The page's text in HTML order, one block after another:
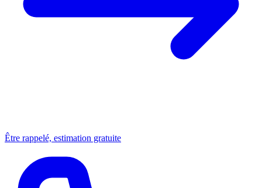
Être rappelé, estimation gratuite